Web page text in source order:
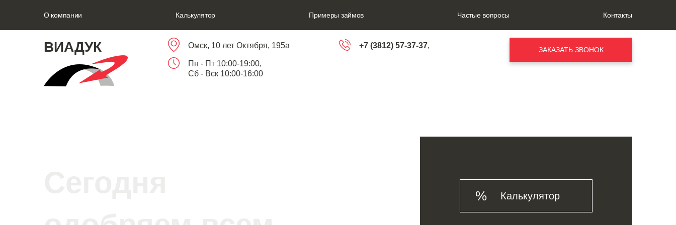
О компании Калькулятор Примеры займов Частые вопросы Контакты
ВИАДУК Омск, 10 лет Октября, 195а
Пн - Пт 10:00-19:00,
Сб - Вск 10:00-16:00
+7 (3812) 57-37-37, ЗАКАЗАТЬ ЗВОНОК
Калькулятор